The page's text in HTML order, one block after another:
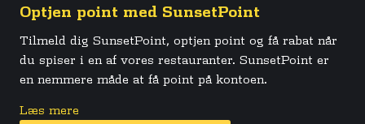
Optjen point med SunsetPoint
Tilmeld dig SunsetPoint, optjen point og få rabat når
du spiser i en af vores restauranter. SunsetPoint er
en nemmere måde at få point på kontoen.
Læs mere